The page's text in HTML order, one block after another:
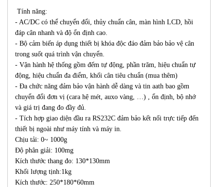
Tính năng:
- AC/DC có thể chuyển đổi, thủy chuẩn cân, màn hình LCD, hồi
đáp cân nhanh và độ ổn định cao.
- Bộ cảm biến áp dụng thiết bị khóa độc đáo đảm bảo bảo vệ cân
trong suốt quá trình vận chuyển.
- Vận hành hệ thống gồm đếm tự động, phần trăm, hiệu chuẩn tự
động, hiệu chuẩn đa điểm, khối cân tiêu chuẩn (mua thêm)
- Đa chức năng đảm bảo vận hành dễ dàng và tin aath bao gồm
chuyển đổi đơn vị (cara hệ mét, auxo vàng, …) , ổn định, bộ nhớ
và giá trị đang đo đầy đủ.
- Tích hợp giao diện đầu ra RS232C đảm bảo kết nối trực tiếp đến
thiết bị ngoài như máy tính và máy in.
Chịu tải: 0~ 1000g
Độ phân giải: 100mg
Kích thước thang đo: 130*130mm
Khối lượng tịnh:1kg
Kích thước: 250*180*60mm